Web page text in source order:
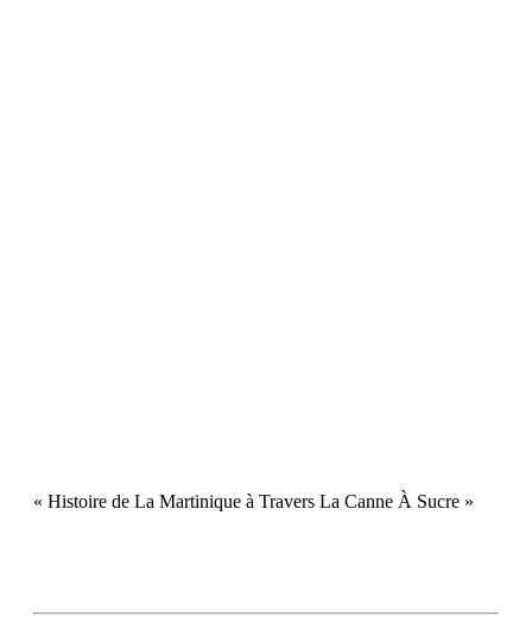
« Histoire de La Martinique à Travers La Canne À Sucre »